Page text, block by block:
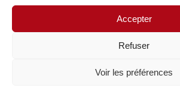
Accepter
Refuser
Voir les préférences